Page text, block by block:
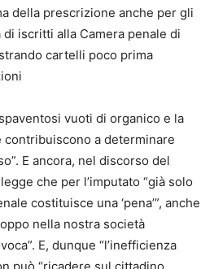
della prescrizione anche per gli
iscritti alla Camera penale di
cartelli poco prima
vuoti di organico e la
contribuiscono a determinare
E ancora, nel discorso del
che per l’imputato “già solo
costituisce una ‘pena’”, anche
nella nostra società
E, dunque “l’inefficienza
può “ricadere sul cittadino,